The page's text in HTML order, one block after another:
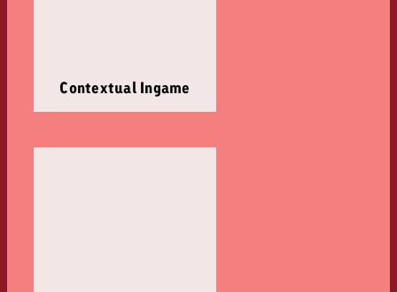
Contextual Ingame